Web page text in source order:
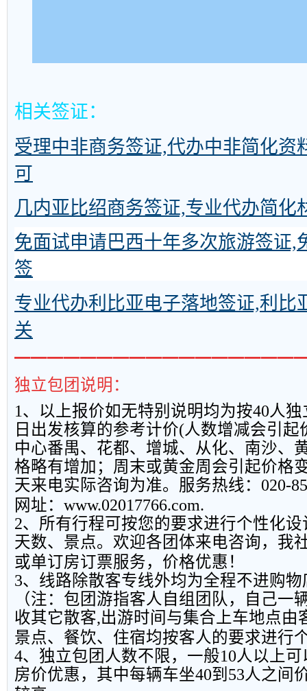
相关签证：
受理中非商务签证,代办中非简化资
可
几内亚比绍商务签证,专业代办简化
免面试申请巴西十年多次旅游签证,
签
专业代办利比亚电子落地签证,利比
关
独立包团说明：
1、以上报价如无特别说明均为按40人
日出发核算的参考计价(人数增减会引起
中心番禺、花都、增城、从化、南沙、
格略有增加；周末或黄金周会引起价格
天来电实际咨询为准。服务热线： 020-
网址： www.02017766.com.
2、所有行程可按您的要求进行个性化
天数、景点。欢迎各团体来电咨询，我
或单订房订票服务，价格优惠！
3、线路除散客专线外均为全程不进购
（注：包团游指客人自组团队，自己一
收其它散客,出游时间与集合上车地点由
景点、餐饮、住宿均按客人的要求进行
4、独立包团人数不限，一般10人以上
房价优惠，其中每辆车坐40到 53人之间